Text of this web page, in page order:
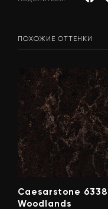
ПОХОЖИЕ ОТТЕНКИ
Caesarstone 6338
Woodlands